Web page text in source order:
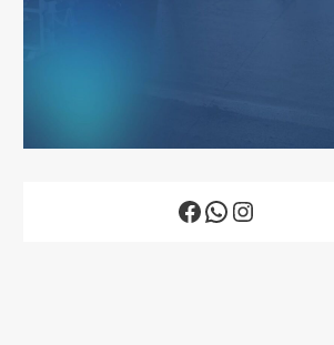
Facebook
WhatsApp
Instagram